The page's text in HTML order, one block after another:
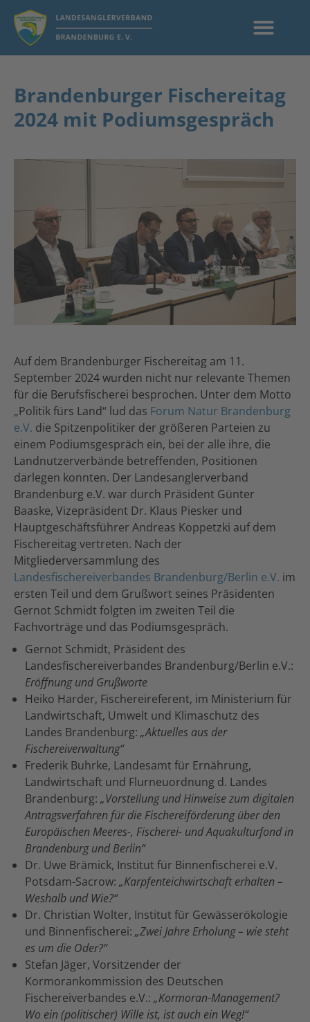
Brandenburger Fischereitag
2024 mit Podiumsgespräch
Auf dem Brandenburger Fischereitag am 11.
September 2024 wurden nicht nur relevante Themen
für die Berufsfischerei besprochen. Unter dem Motto
„Politik fürs Land“ lud das Forum Natur Brandenburg
e.V. die Spitzenpolitiker der größeren Parteien zu
einem Podiumsgespräch ein, bei der alle ihre, die
Landnutzerverbände betreffenden, Positionen
darlegen konnten. Der Landesanglerverband
Brandenburg e.V. war durch Präsident Günter
Baaske, Vizepräsident Dr. Klaus Piesker und
Hauptgeschäftsführer Andreas Koppetzki auf dem
Fischereitag vertreten. Nach der
Mitgliederversammlung des
Landesfischereiverbandes Brandenburg/Berlin e.V. im
ersten Teil und dem Grußwort seines Präsidenten
Gernot Schmidt folgten im zweiten Teil die
Fachvorträge und das Podiumsgespräch.
Gernot Schmidt, Präsident des
Landesfischereiverbandes Brandenburg/Berlin e.V.:
Eröffnung und Grußworte
Heiko Harder, Fischereireferent, im Ministerium für
Landwirtschaft, Umwelt und Klimaschutz des
Landes Brandenburg: „Aktuelles aus der
Fischereiverwaltung“
Frederik Buhrke, Landesamt für Ernährung,
Landwirtschaft und Flurneuordnung d. Landes
Brandenburg: „Vorstellung und Hinweise zum digitalen
Antragsverfahren für die Fischereiförderung über den
Europäischen Meeres-, Fischerei- und Aquakulturfond in
Brandenburg und Berlin“
Dr. Uwe Brämick, Institut für Binnenfischerei e.V.
Potsdam-Sacrow: „Karpfenteichwirtschaft erhalten –
Weshalb und Wie?“
Dr. Christian Wolter, Institut für Gewässerökologie
und Binnenfischerei: „Zwei Jahre Erholung – wie steht
es um die Oder?“
Stefan Jäger, Vorsitzender der
Kormorankommission des Deutschen
Fischereiverbandes e.V.: „Kormoran-Management?
Wo ein (politischer) Wille ist, ist auch ein Weg!“